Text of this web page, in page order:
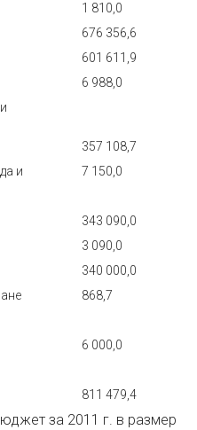
1 810,0
676 356,6
601 611,9
6 988,0
357 108,7
и
7 150,0
343 090,0
3 090,0
340 000,0
868,7
6 000,0
811 479,4
за 2011 г. в размер